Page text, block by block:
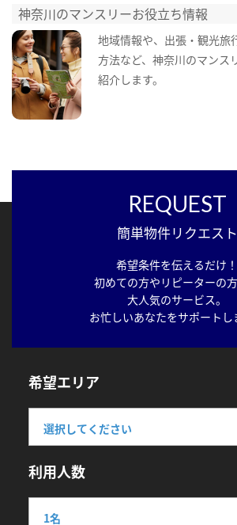
神奈川のマンスリーお役立ち情報
地域情報や、出張・観光旅
方法など、神奈川のマンス
紹介します。
REQUEST
簡単物件リクエスト
希望条件を伝えるだけ！
初めての方やリピーターの
大人気のサービス。
お忙しいあなたをサポートし
希望エリア
利用人数